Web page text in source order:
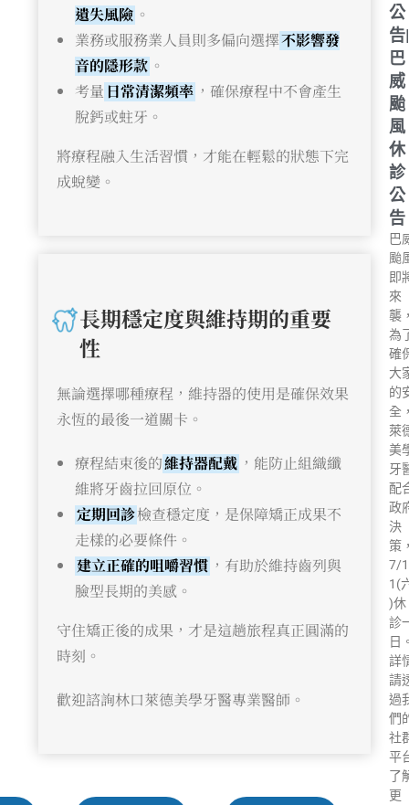
遺失風險 。
業務或服務業人員則多偏向選擇不影響發
音的隱形款 。
考量 日常清潔頻率 ，確保療程中不會產生
脫鈣或蛀牙。
將療程融入生活習慣，才能在輕鬆的狀態下完
成蛻變。
長期穩定度與維持期的重要
性
無論選擇哪種療程，維持器的使用是確保效果
永恆的最後一道關卡。
療程結束後的維持器配戴 ，能防止組織纖
維將牙齒拉回原位。
定期回診檢查穩定度，是保障矯正成果不
走樣的必要條件。
建立正確的咀嚼習慣 ，有助於維持齒列與
臉型長期的美感。
守住矯正後的成果，才是這趟旅程真正圓滿的
時刻。
歡迎諮詢林口萊德美學牙醫專業醫師。
公
告|
巴
威
颱
風
休
診
公
告
巴
颱
即
來
襲
為
確
大
的
全
萊
美
牙
配
政
決
策
7/1
1(
)休
診
日
詳
請
過
們
社
平
了
更